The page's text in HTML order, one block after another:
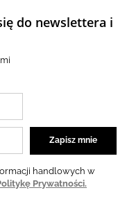
do newslettera i
handlowych w
Prywatności.